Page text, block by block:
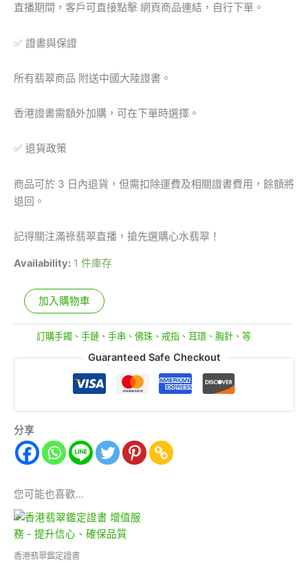
直播期間，客戶可直接點擊 網頁商品連結，自行下單。
✅ 證書與保證
所有翡翠商品 附送中國大陸證書。
香港證書需額外加購，可在下單時選擇。
✅ 退貨政策
商品可於 3 日內退貨，但需扣除運費及相關證書費用，餘額將
退回。
記得關注滿祿翡翠直播，搶先選購心水翡翠！
Availability: 1 件庫存
加入購物車
訂購手鐲、手鏈、手串、佛珠、戒指、耳環、胸針、等
Guaranteed Safe Checkout
分享
您可能也喜歡…
香港翡翠鑑定證書